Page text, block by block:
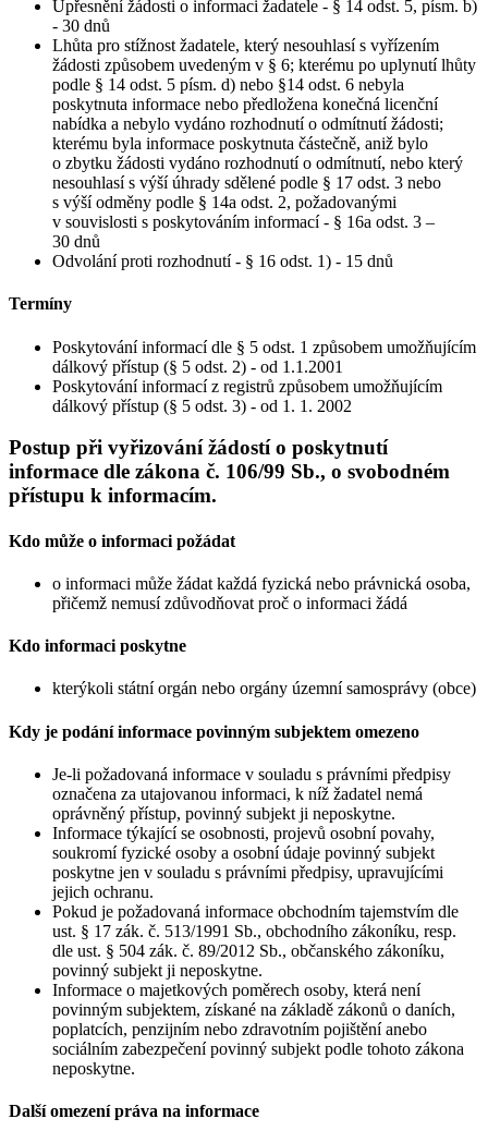
Upřesnění žádosti o informaci žadatele - § 14 odst. 5, písm. b)
- 30 dnů
Lhůta pro stížnost žadatele, který nesouhlasí s vyřízením
žádosti způsobem uvedeným v § 6; kterému po uplynutí lhůty
podle § 14 odst. 5 písm. d) nebo §14 odst. 6 nebyla
poskytnuta informace nebo předložena konečná licenční
nabídka a nebylo vydáno rozhodnutí o odmítnutí žádosti;
kterému byla informace poskytnuta částečně, aniž bylo
o zbytku žádosti vydáno rozhodnutí o odmítnutí, nebo který
nesouhlasí s výší úhrady sdělené podle § 17 odst. 3 nebo
s výší odměny podle § 14a odst. 2, požadovanými
v souvislosti s poskytováním informací - § 16a odst. 3 –
30 dnů
Odvolání proti rozhodnutí - § 16 odst. 1) - 15 dnů
Termíny
Poskytování informací dle § 5 odst. 1 způsobem umožňujícím
dálkový přístup (§ 5 odst. 2) - od 1.1.2001
Poskytování informací z registrů způsobem umožňujícím
dálkový přístup (§ 5 odst. 3) - od 1. 1. 2002
Postup při vyřizování žádostí o poskytnutí
informace dle zákona č. 106/99 Sb., o svobodném
přístupu k informacím.
Kdo může o informaci požádat
o informaci může žádat každá fyzická nebo právnická osoba,
přičemž nemusí zdůvodňovat proč o informaci žádá
Kdo informaci poskytne
kterýkoli státní orgán nebo orgány územní samosprávy (obce)
Kdy je podání informace povinným subjektem omezeno
Je-li požadovaná informace v souladu s právními předpisy
označena za utajovanou informaci, k níž žadatel nemá
oprávněný přístup, povinný subjekt ji neposkytne.
Informace týkající se osobnosti, projevů osobní povahy,
soukromí fyzické osoby a osobní údaje povinný subjekt
poskytne jen v souladu s právními předpisy, upravujícími
jejich ochranu.
Pokud je požadovaná informace obchodním tajemstvím dle
ust. § 17 zák. č. 513/1991 Sb., obchodního zákoníku, resp.
dle ust. § 504 zák. č. 89/2012 Sb., občanského zákoníku,
povinný subjekt ji neposkytne.
Informace o majetkových poměrech osoby, která není
povinným subjektem, získané na základě zákonů o daních,
poplatcích, penzijním nebo zdravotním pojištění anebo
sociálním zabezpečení povinný subjekt podle tohoto zákona
neposkytne.
Další omezení práva na informace